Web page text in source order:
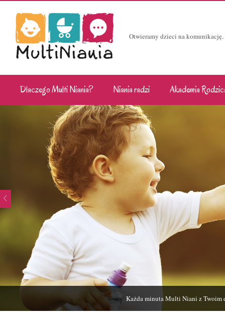
Otwieramy dzieci na
Dlaczego Multi Niania? Niania radzi Akademia
Każda minuta Multi Niani z Twoim